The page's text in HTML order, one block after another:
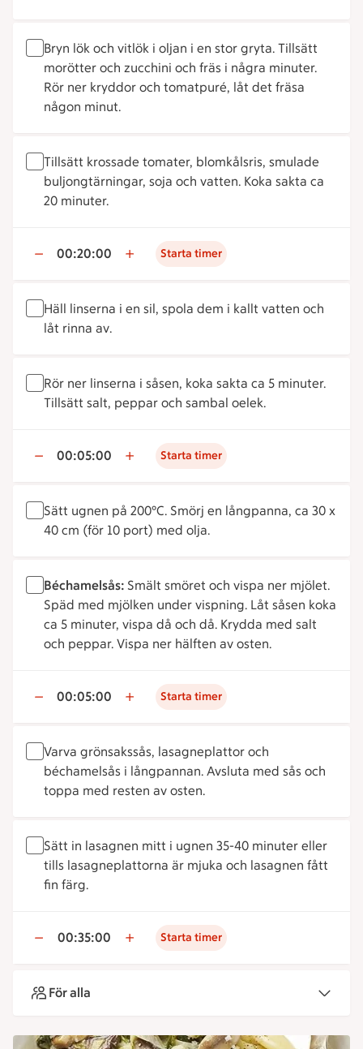
Bryn lök och vitlök i oljan i en stor gryta. Tillsätt
morötter och zucchini och fräs i några minuter.
Rör ner kryddor och tomatpuré, låt det fräsa
någon minut.
Tillsätt krossade tomater, blomkålsris, smulade
buljongtärningar, soja och vatten. Koka sakta ca
20 minuter.
00:20:00 Starta timer
Häll linserna i en sil, spola dem i kallt vatten och
låt rinna av.
Rör ner linserna i såsen, koka sakta ca 5 minuter.
Tillsätt salt, peppar och sambal oelek.
00:05:00 Starta timer
Sätt ugnen på 200°C. Smörj en långpanna, ca 30 x
40 cm (för 10 port) med olja.
Béchamelsås: Smält smöret och vispa ner mjölet.
Späd med mjölken under vispning. Låt såsen koka
ca 5 minuter, vispa då och då. Krydda med salt
och peppar. Vispa ner hälften av osten.
00:05:00 Starta timer
Varva grönsakssås, lasagneplattor och
béchamelsås i långpannan. Avsluta med sås och
toppa med resten av osten.
Sätt in lasagnen mitt i ugnen 35-40 minuter eller
tills lasagneplattorna är mjuka och lasagnen fått
fin färg.
00:35:00 Starta timer
För alla